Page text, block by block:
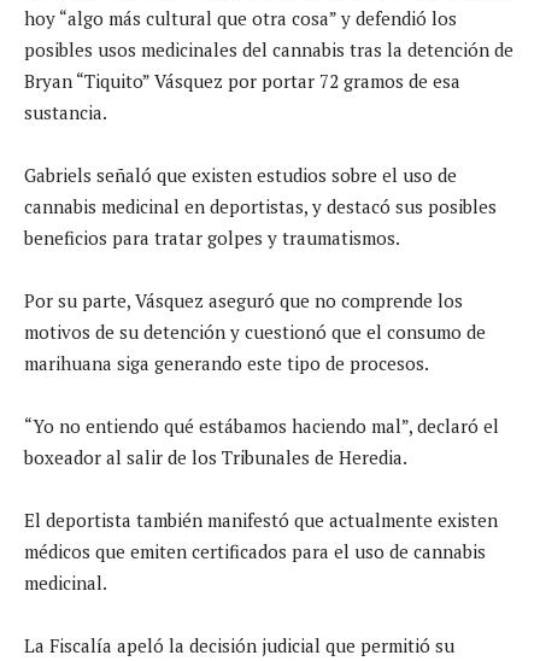
hoy “algo más cultural que otra cosa” y defendió los
posibles usos medicinales del cannabis tras la detención de
Bryan “Tiquito” Vásquez por portar 72 gramos de esa
sustancia.
Gabriels señaló que existen estudios sobre el uso de
cannabis medicinal en deportistas, y destacó sus posibles
beneficios para tratar golpes y traumatismos.
Por su parte, Vásquez aseguró que no comprende los
motivos de su detención y cuestionó que el consumo de
marihuana siga generando este tipo de procesos.
“Yo no entiendo qué estábamos haciendo mal”, declaró el
boxeador al salir de los Tribunales de Heredia.
El deportista también manifestó que actualmente existen
médicos que emiten certificados para el uso de cannabis
medicinal.
La Fiscalía apeló la decisión judicial que permitió su